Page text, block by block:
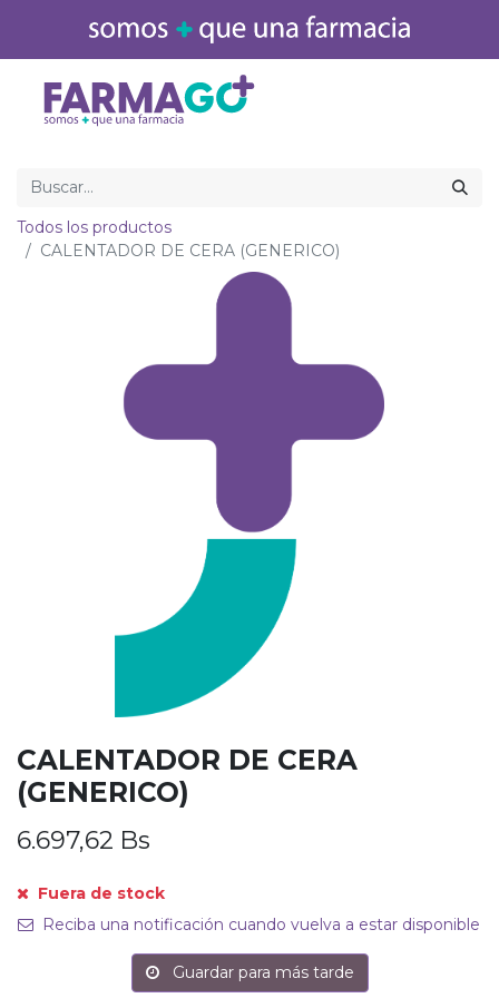
Todos los productos
CALENTADOR DE CERA (GENERICO)
CALENTADOR DE CERA
(GENERICO)
6.697,62 Bs
Fuera de stock
Reciba una notificación cuando vuelva a estar disponible
Guardar para más tarde